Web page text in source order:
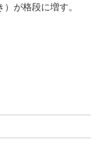
が格段に増す。